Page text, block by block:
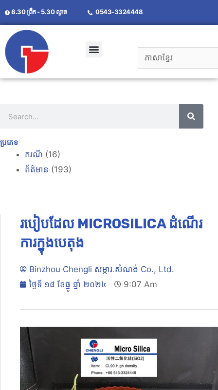
8.30 ព្រឹក - 5.30 ល្ងាច 0543-3324448
ប្រភេទ
ករណី (16)
ព័ត៌មាន (193)
របៀបដែល MICROSILICA ដំណើរ
ការក្នុងបេតុង
Binzhou Chengli សម្ភារៈសំណង់ Co., Ltd.
ថ្ងៃទី ១៨ ខែធ្នូ ឆ្នាំ ២០២៤
9:07 Am